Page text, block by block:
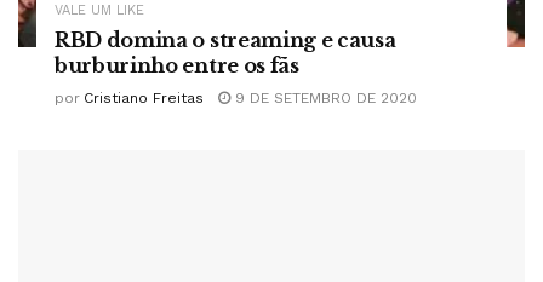
VALE UM LIKE
RBD domina o streaming e causa
burburinho entre os fãs
por Cristiano Freitas 9 DE SETEMBRO DE 2020